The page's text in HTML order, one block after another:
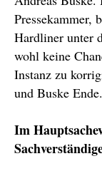
Pressekammer,
Hardliner unter
wohl keine
Instanz zu
und Buske Ende.
Im